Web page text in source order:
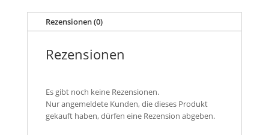
Transportkiste
gealtert
Menge
Rezensionen (0)
Rezensionen
Es gibt noch keine Rezensionen.
Nur angemeldete Kunden, die dieses Produkt
gekauft haben, dürfen eine Rezension abgeben.